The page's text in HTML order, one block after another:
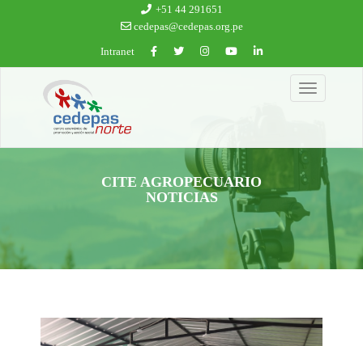
+51 44 291651
cedepas@cedepas.org.pe
Intranet
Toggle
navigation
CITE AGROPECUARIO
NOTICIAS